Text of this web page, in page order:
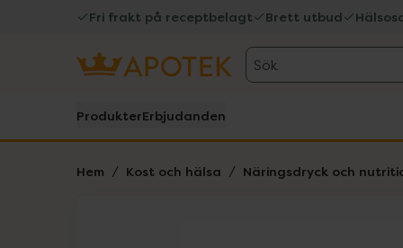
Fri frakt på receptbelagt Brett utbud
Sök
ProdukterErbjudanden
Hem Kost och hälsa Näringsdryck och